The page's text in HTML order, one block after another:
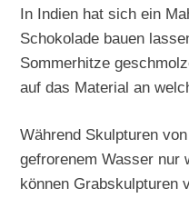
In Indien hat sich ein
Schokolade bauen
Sommerhitze
auf das Material an
Während Skulpturen
gefrorenem Wasser nur
können Grabskulpturen